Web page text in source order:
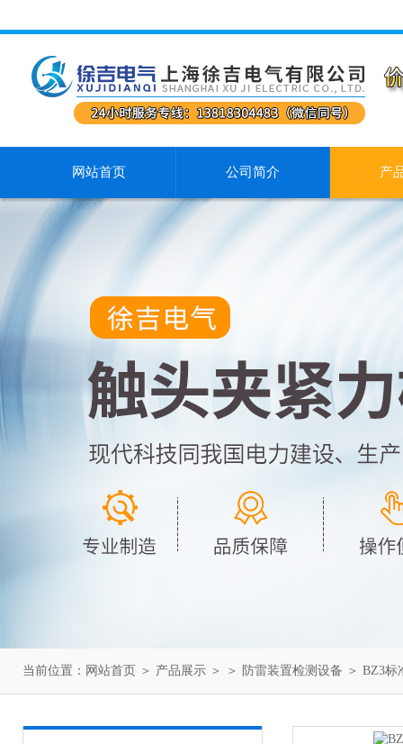
网站首页 公司简介 产
当前位置： 网站首页 ＞ 产品展示 ＞ ＞ 防雷装置检测设备 ＞ BZ3